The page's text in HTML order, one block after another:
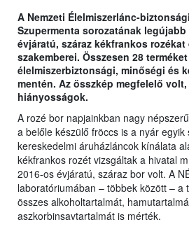
A Nemzeti Élelmiszerlánc-
Szupermenta sorozatának
évjáratú, száraz kékfrankos
szakemberei. Összesen 28
élelmiszerbiztonsági, minőségi és
mentén. Az összkép megfelelő
hiányosságok.
A rozé bor napjainkban nagy
a belőle készülő fröccs is a nyár
kereskedelmi áruházláncok kínálata
kékfrankos rozét vizsgáltak a hivatal
2016-os évjáratú, száraz bor volt. A
laboratóriumában – többek között – a
összes alkoholtartalmát,
aszkorbinsavtartalmát is mérték.